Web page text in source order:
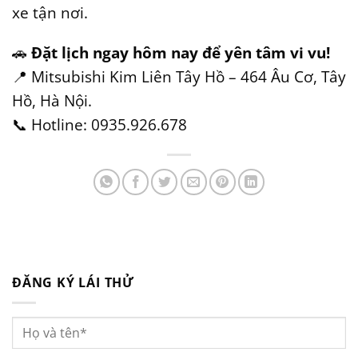
xe tận nơi.
🚗 Đặt lịch ngay hôm nay để yên tâm vi vu!
📍 Mitsubishi Kim Liên Tây Hồ – 464 Âu Cơ, Tây
Hồ, Hà Nội.
📞 Hotline: 0935.926.678
ĐĂNG KÝ LÁI THỬ